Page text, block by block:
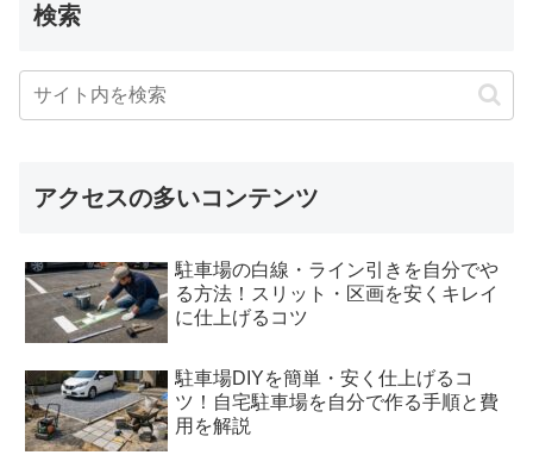
検索
アクセスの多いコンテンツ
駐車場の白線・ライン引きを自分でや
る方法！スリット・区画を安くキレイ
に仕上げるコツ
駐車場DIYを簡単・安く仕上げるコ
ツ！自宅駐車場を自分で作る手順と費
用を解説